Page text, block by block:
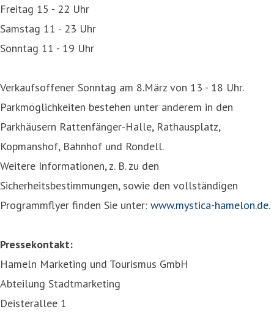
Freitag 15 - 22 Uhr
Samstag 11 - 23 Uhr
Sonntag 11 - 19 Uhr
Verkaufsoffener Sonntag am 8.März von 13 - 18 Uhr.
Parkmöglichkeiten bestehen unter anderem in den
Parkhäusern Rattenfänger-Halle, Rathausplatz,
Kopmanshof, Bahnhof und Rondell.
Weitere Informationen, z. B. zu den
Sicherheitsbestimmungen, sowie den vollständigen
Programmflyer finden Sie unter: www.mystica-hamelon.de.
Pressekontakt:
Hameln Marketing und Tourismus GmbH
Abteilung Stadtmarketing
Deisterallee 1